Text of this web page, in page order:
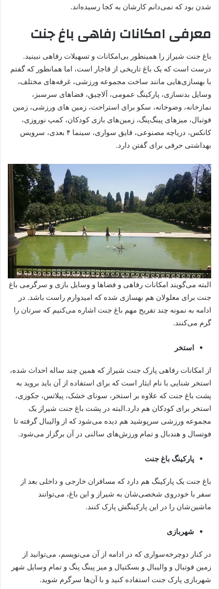
شدن بود که نمی‌دانم کارشان به کجا رسیده‌اند.
معرفی امکانات رفاهی باغ جنت
باغ جنت شیراز را همینطور بی‌امکانات و تسهیلات رفاهی نبینید.
درست است که یک باغ تاریخی از قاجار است، اما همانطور که گفتم
با بهسازی‌هایی مانند ساخت مجموعه ورزشی، غرفه‌های مختلف،
وسایل بدنسازی، پارکینگ عمومی، آلاچیق، فضاهای سرسبز،
نمازخانه، وضوخانه، سکو برای استراحت، زمین های ورزشی، زمین
فوتبال، میزهای پینگ‌پنگ، زمین‌های بازی کودکان، کمپ نوروزی،
کانکس، دریاچه مصنوعی، قایق سواری، سینما ۴ بعدی، سرویس
بهداشتی حرفی برای گفتن دارد.
البته می‌گویند امکانات رفاهی و فضاها و وسایل بازی و سرگرمی باغ
جنت برای معلولان هم بهسازی شده که امیدوارم راست باشد. در
ادامه به نمونه چند تفریح مهم باغ جنت اشاره می‌کنیم که سرتان را
گرم می‌کنند.
استخر
از امکانات رفاهی پارک جنت شیراز که همین چند ساله احداث شده،
استخر شنایی با نام ایثار است که برای استفاده از آن باید بروید به
پشت باغ جنت که علاوه بر استخر، سونای خشک، پیلاتس، جکوزی،
استخر برای کودکان هم دارد.البته در پشت باغ جنت شیراز یک
مجموعه ورزشی سرپوشید هم دیده می‌شود که از والیبال گرفته تا
فوتسال و هندبال و تمام ورزش‌های سالنی در آن برگزار می‌شود.
پارکینگ باغ جنت
باغ جنت یک پارکینگ هم دارد که مسافران خارجی و داخلی بعد از
سفر با خودروی شخصی‌شان به شیراز و این باغ، می‌توانند
ماشین‌شان را در این پارکینگش پارک کنند.
شهربازی
در کنار دوچرخه‌سواری که در ادامه از آن می‌نویسم، می‌توانید از
زمین فوتبال و والیبال و بسکتیال و میز پینگ پنگ و تمام وسایل شهر
شهربازی پارک جنت استفاده کنید و با آن‌ها سرگرم شوید.